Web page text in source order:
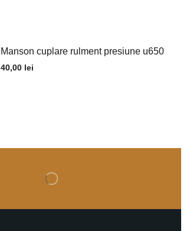
Manson cuplare rulment presiune u650
40,00 lei